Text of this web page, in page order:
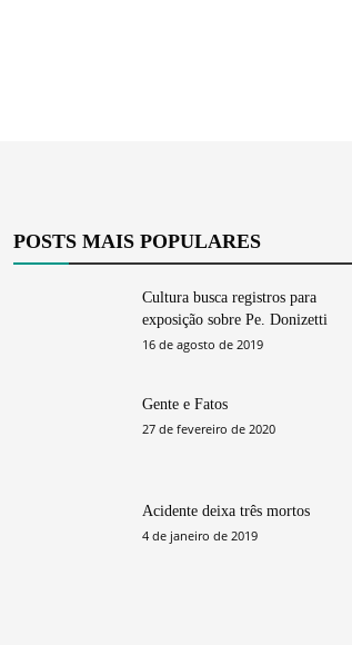
POSTS MAIS POPULARES
Cultura busca registros para
exposição sobre Pe. Donizetti
16 de agosto de 2019
Gente e Fatos
27 de fevereiro de 2020
Acidente deixa três mortos
4 de janeiro de 2019